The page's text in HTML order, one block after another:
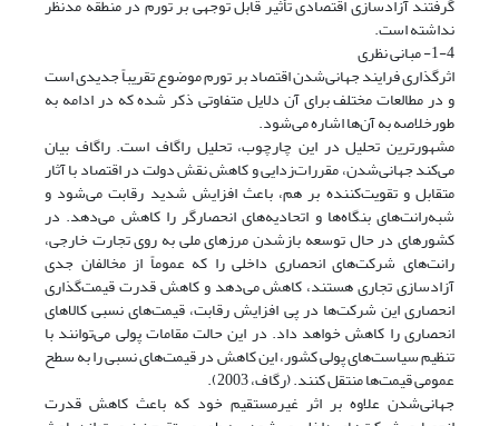
گرفتند آزادسازی اقتصادی تأثیر قابل توجهی بر تورم در منطقه مدنظر
نداشته است.
1-4- مبانی نظری
اثرگذاری فرایند جهانی‌شدن اقتصاد بر تورم موضوع تقریباً جدیدی است
و در مطالعات مختلف برای آن دلایل متفاوتی ذکر شده که در ادامه به
طورخلاصه به آن‌ها اشاره می‌شود.
مشهورترین تحلیل در این چارچوب، تحلیل راگاف است. راگاف بیان
می‌کند جهانی‌شدن، مقررات‌زدایی و کاهش نقش دولت در اقتصاد با آثار
متقابل و تقویت‌کننده بر هم، باعث افزایش شدید رقابت می‌شود و
شبه‌رانت‌های بنگاه‌ها و اتحادیه‌های انحصارگر را کاهش می‌دهد. در
کشورهای در حال توسعه بازشدن مرزهای ملی به روی تجارت خارجی،
رانت‌های شرکت‌های انحصاری داخلی را که عموماً از مخالفان جدی
آزادسازی تجاری هستند، کاهش می‌دهد و کاهش قدرت قیمت‌گذاری
انحصاری این شرکت‌ها در پی افزایش رقابت، قیمت‌های نسبی کالاهای
انحصاری را کاهش خواهد داد. در این حالت مقامات پولی می‌توانند با
تنظیم سیاست‌های پولی کشور، این کاهش در قیمت‌های نسبی را به سطح
عمومی قیمت‌ها منتقل کنند. (رگاف، 2003).
جهانی‌شدن علاوه بر اثر غیرمستقیم خود که باعث کاهش قدرت